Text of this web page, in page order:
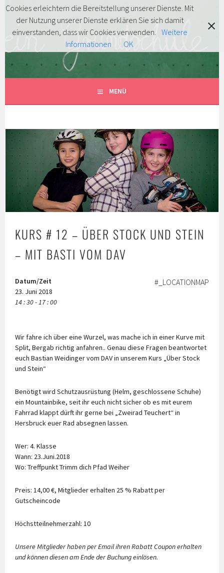
Springe
zum
Inhalt
FÖRDERVEREIN
GRUNDSCHULE HERSBRUCK
E.V.
MITENTDECKEN … MITLACHEN … MITMACHEN!
MENÜ
KURS # 12 – ÜBER STOCK UND STEIN
– MIT BASTI VOM DAV
#_LOCATIONMAP
Datum/Zeit
23. Juni 2018
14 : 30 - 17 : 00
Wir fahre ich über eine Wurzel, was mache ich in einer Kurve mit
Split, Bergab richtig anfahren.. Genau diese Fragen beantwortet
euch Bastian Weidinger vom DAV in unserem Kurs „Über Stock
und Stein“
Benötigt wird Schutzausrüstung (Helm, geschlossene Schuhe)
ein Mountainbike, seit ihr euch nicht sicher ob es mit eurem
Fahrrad klappt dürft ihr gerne bei „Zweirad Teuchert“ in
Hersbruck euer Rad absegnen lassen.
Wer: 4. Klasse
Wann: 23.Juni.2018
Wo: Treffpunkt Trimm dich Pfad Weiher
Preis: 14,00 €, Mitglieder erhalten 25 % Rabatt per
Gutscheincode
Höchstteilnehmerzahl: 10
Unsere Mitglieder haben per Email ihren Rabatt Coupon erhalten
und können diesen am Ende der Buchung einlösen.
Cookies erleichtern die Bereitstellung unserer Dienste. Mit
der Nutzung unserer Dienste erklären Sie sich damit
einverstanden, dass wir Cookies verwenden. Weitere
Informationen
OK